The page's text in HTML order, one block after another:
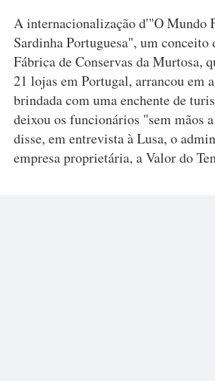
A internacionalização d'"O Mundo
Sardinha Portuguesa", um conceito
Fábrica de Conservas da Murtosa,
21 lojas em Portugal, arrancou em
brindada com uma enchente de
deixou os funcionários "sem mãos
disse, em entrevista à Lusa, o
empresa proprietária, a Valor do